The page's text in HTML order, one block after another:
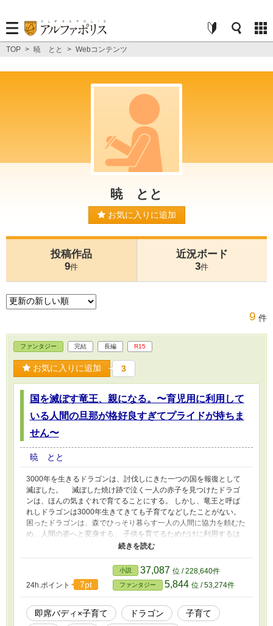
TOP > 暁 とと > Webコンテンツ
暁 とと
お気に入りに追加
投稿作品
9件
近況ボード
3件
9 件
ファンタジー 完結 長編 R15
お気に入りに追加 3
国を滅ぼす竜王、親になる。〜育児用に利用して
いる人間の旦那が格好良すぎてプライドが持ちま
せん〜
暁 とと
3000年を生きるドラゴンは、討伐しにきた一つの国を報復として
滅ぼした。 滅ぼした焼け跡で泣く一人の赤子を見つけたドラゴ
ンは、ほんの気まぐれで育てることにする。 しかし、竜王と呼ば
れしドラゴンは3000年生きてきても子育てなどしたことがない。
困ったドラゴンは、森でひっそり暮らす一人の人間に協力を頼むた
め、人間の姿へと変身する。 子供を育てるためだけに利用するは
ずだった人間。けれど、穏やかな日々を過ごすうちに、ドラゴンの
3000年間変わることのなかった心は、少しずつ変化していく。 こ
れは、世界最強のドラゴンが初めて「家族」を知る物語。
24h.ポイント 7pt
小説 37,087 位 / 228,640件
ファンタジー 5,844 位 / 53,274件
即席バディ×子育て ドラゴン
子育て